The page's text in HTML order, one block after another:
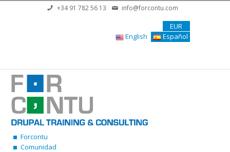
Pasar al contenido principal
+34 91 782 56 13 info@forcontu.com
EUR
English
Español
Forcontu
Comunidad